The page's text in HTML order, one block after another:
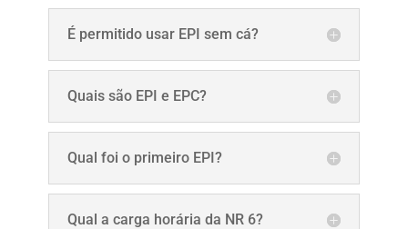
É permitido usar EPI sem cá?
Quais são EPI e EPC?
Qual foi o primeiro EPI?
Qual a carga horária da NR 6?